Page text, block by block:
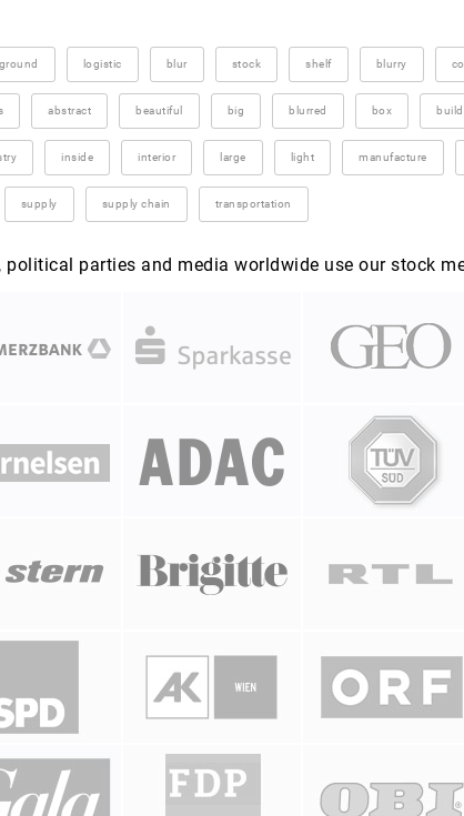
logistic blur stock shelf blurry
abstract beautiful big blurred box
inside interior large light manufacture
supply supply chain transportation
parties and media worldwide use our stock